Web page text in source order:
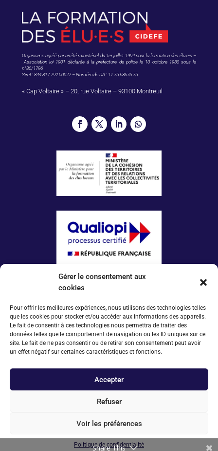
Gérer le consentement aux
cookies
Pour offrir les meilleures expériences, nous utilisons des technologies telles
que les cookies pour stocker et/ou accéder aux informations des appareils.
Le fait de consentir à ces technologies nous permettra de traiter des
données telles que le comportement de navigation ou les ID uniques sur ce
site. Le fait de ne pas consentir ou de retirer son consentement peut avoir
un effet négatif sur certaines caractéristiques et fonctions.
Accepter
Refuser
Voir les préférences
Politique de confidentialité
Organisme agréé par arrêté ministériel du 1er juillet 1994 pour la formation des élu·e·s –
Association loi 1901 déclarée à la préfecture de police le 10 octobre 1980 sous le
n°80/1796
Siret : 844 317 792 00027 – Numéro de DA : 11 75 63676 75
« Cap Voltaire » – 20, rue Voltaire – 93100 Montreuil
La certification qualité a été délivrée au titre
de la catégorie d’action suivante :
Plus d’infos
Espace conventionné·e·s
Tarifs 2025
À propos
Share This